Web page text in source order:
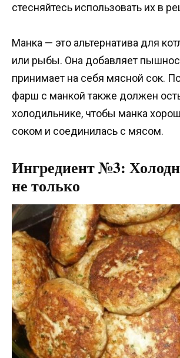
стесняйтесь использовать их в
Манка — это альтернатива для
или рыбы. Она добавляет
принимает на себя мясной сок.
фарш с манкой также должен
холодильнике, чтобы манка
соком и соединилась с мясом.
Ингредиент №3:
не только